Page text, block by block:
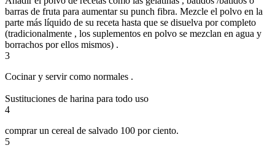
barras de fruta para aumentar su punch fibra. Mezcle el polvo en la
parte más líquido de su receta hasta que se disuelva por completo
(tradicionalmente , los suplementos en polvo se mezclan en agua y
borrachos por ellos mismos) .
3
Cocinar y servir como normales .
Sustituciones de harina para todo uso
4
comprar un cereal de salvado 100 por ciento.
5